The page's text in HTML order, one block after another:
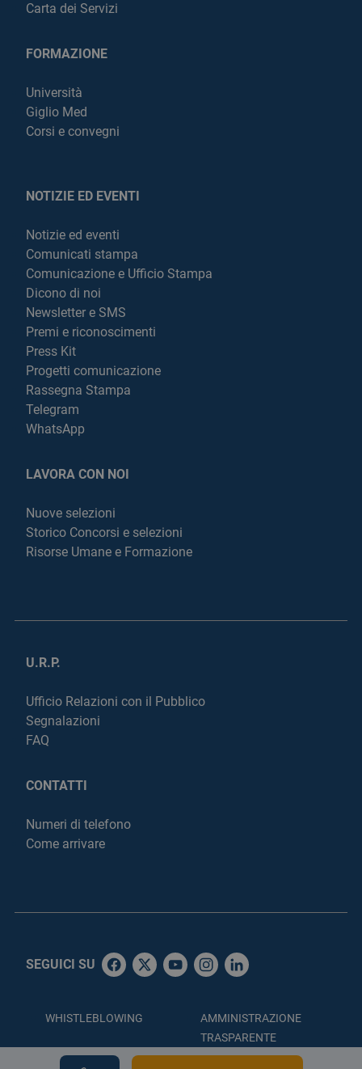
Carta dei Servizi
FORMAZIONE
Università
Giglio Med
Corsi e convegni
NOTIZIE ED EVENTI
Notizie ed eventi
Comunicati stampa
Comunicazione e Ufficio Stampa
Dicono di noi
Newsletter e SMS
Premi e riconoscimenti
Press Kit
Progetti comunicazione
Rassegna Stampa
Telegram
WhatsApp
LAVORA CON NOI
Nuove selezioni
Storico Concorsi e selezioni
Risorse Umane e Formazione
U.R.P.
Ufficio Relazioni con il Pubblico
Segnalazioni
FAQ
CONTATTI
Numeri di telefono
Come arrivare
SEGUICI SU
WHISTLEBLOWING
AMMINISTRAZIONE
TRASPARENTE
ACCESSIBILITÀ